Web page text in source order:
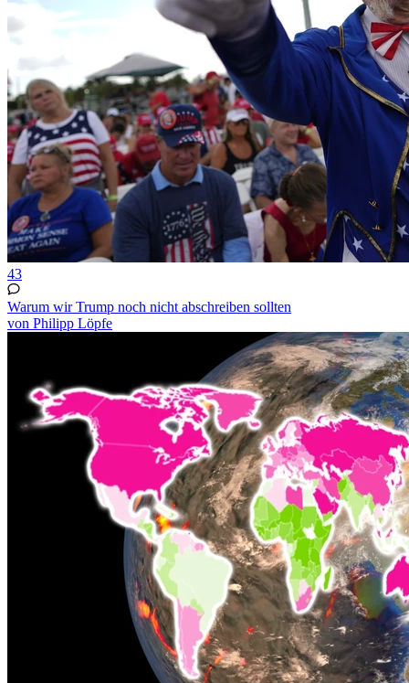
43
Warum wir Trump noch nicht abschreiben sollten
von Philipp Löpfe